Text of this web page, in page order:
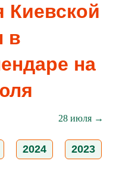
Киевской
в
на
28 июля →
2024 2023